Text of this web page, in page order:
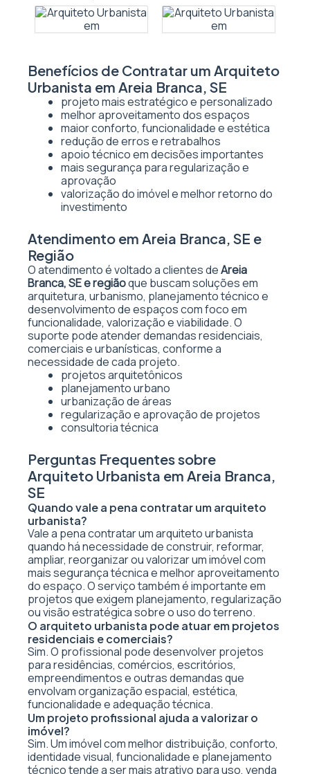
Benefícios de Contratar um Arquiteto
Urbanista em Areia Branca, SE
projeto mais estratégico e personalizado
melhor aproveitamento dos espaços
maior conforto, funcionalidade e estética
redução de erros e retrabalhos
apoio técnico em decisões importantes
mais segurança para regularização e
aprovação
valorização do imóvel e melhor retorno do
investimento
Atendimento em Areia Branca, SE e
Região
O atendimento é voltado a clientes deAreia
Branca, SE e regiãoque buscam soluções em
arquitetura, urbanismo, planejamento técnico e
desenvolvimento de espaços com foco em
funcionalidade, valorização e viabilidade. O
suporte pode atender demandas residenciais,
comerciais e urbanísticas, conforme a
necessidade de cada projeto.
projetos arquitetônicos
planejamento urbano
urbanização de áreas
regularização e aprovação de projetos
consultoria técnica
Perguntas Frequentes sobre
Arquiteto Urbanista em Areia Branca,
SE
Quando vale a pena contratar um arquiteto
urbanista?
Vale a pena contratar um arquiteto urbanista
quando há necessidade de construir, reformar,
ampliar, reorganizar ou valorizar um imóvel com
mais segurança técnica e melhor aproveitamento
do espaço. O serviço também é importante em
projetos que exigem planejamento, regularização
ou visão estratégica sobre o uso do terreno.
O arquiteto urbanista pode atuar em projetos
residenciais e comerciais?
Sim. O profissional pode desenvolver projetos
para residências, comércios, escritórios,
empreendimentos e outras demandas que
envolvam organização espacial, estética,
funcionalidade e adequação técnica.
Um projeto profissional ajuda a valorizar o
imóvel?
Sim. Um imóvel com melhor distribuição, conforto,
identidade visual, funcionalidade e planejamento
técnico tende a ser mais atrativo para uso, venda